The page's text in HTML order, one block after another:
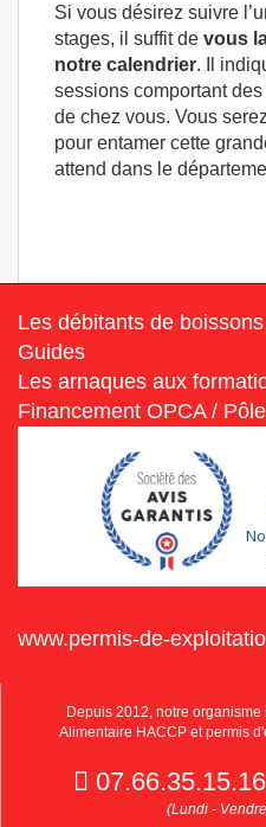
Si vous désirez suivre
stages, il suffit de vous
notre calendrier. Il
sessions comportant
de chez vous. Vous
pour entamer cette
attend dans le
Les débitants de
Guides
Les arnaques aux
Financement OPCA /
www.permis-de-
Depuis 2012, notre
Alimentaire HACCP et permis
(Lundi -